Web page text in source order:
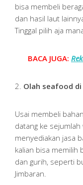
bisa membeli
dan hasil laut
Tinggal pilih aja
BACA JUGA:
2. Olah seafood
Usai membeli
datang ke
menyediakan jasa
kalian bisa memilih
dan gurih, seperti
Jimbaran.